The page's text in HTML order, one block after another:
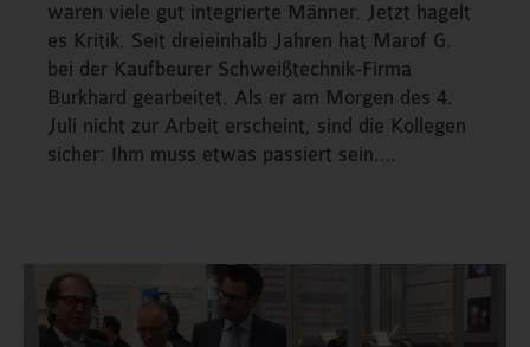
waren viele gut integrierte Männer. Jetzt hagelt
es Kritik. Seit dreieinhalb Jahren hat Marof G.
bei der Kaufbeurer Schweißtechnik-Firma
Burkhard gearbeitet. Als er am Morgen des 4.
Juli nicht zur Arbeit erscheint, sind die Kollegen
sicher: Ihm muss etwas passiert sein.…